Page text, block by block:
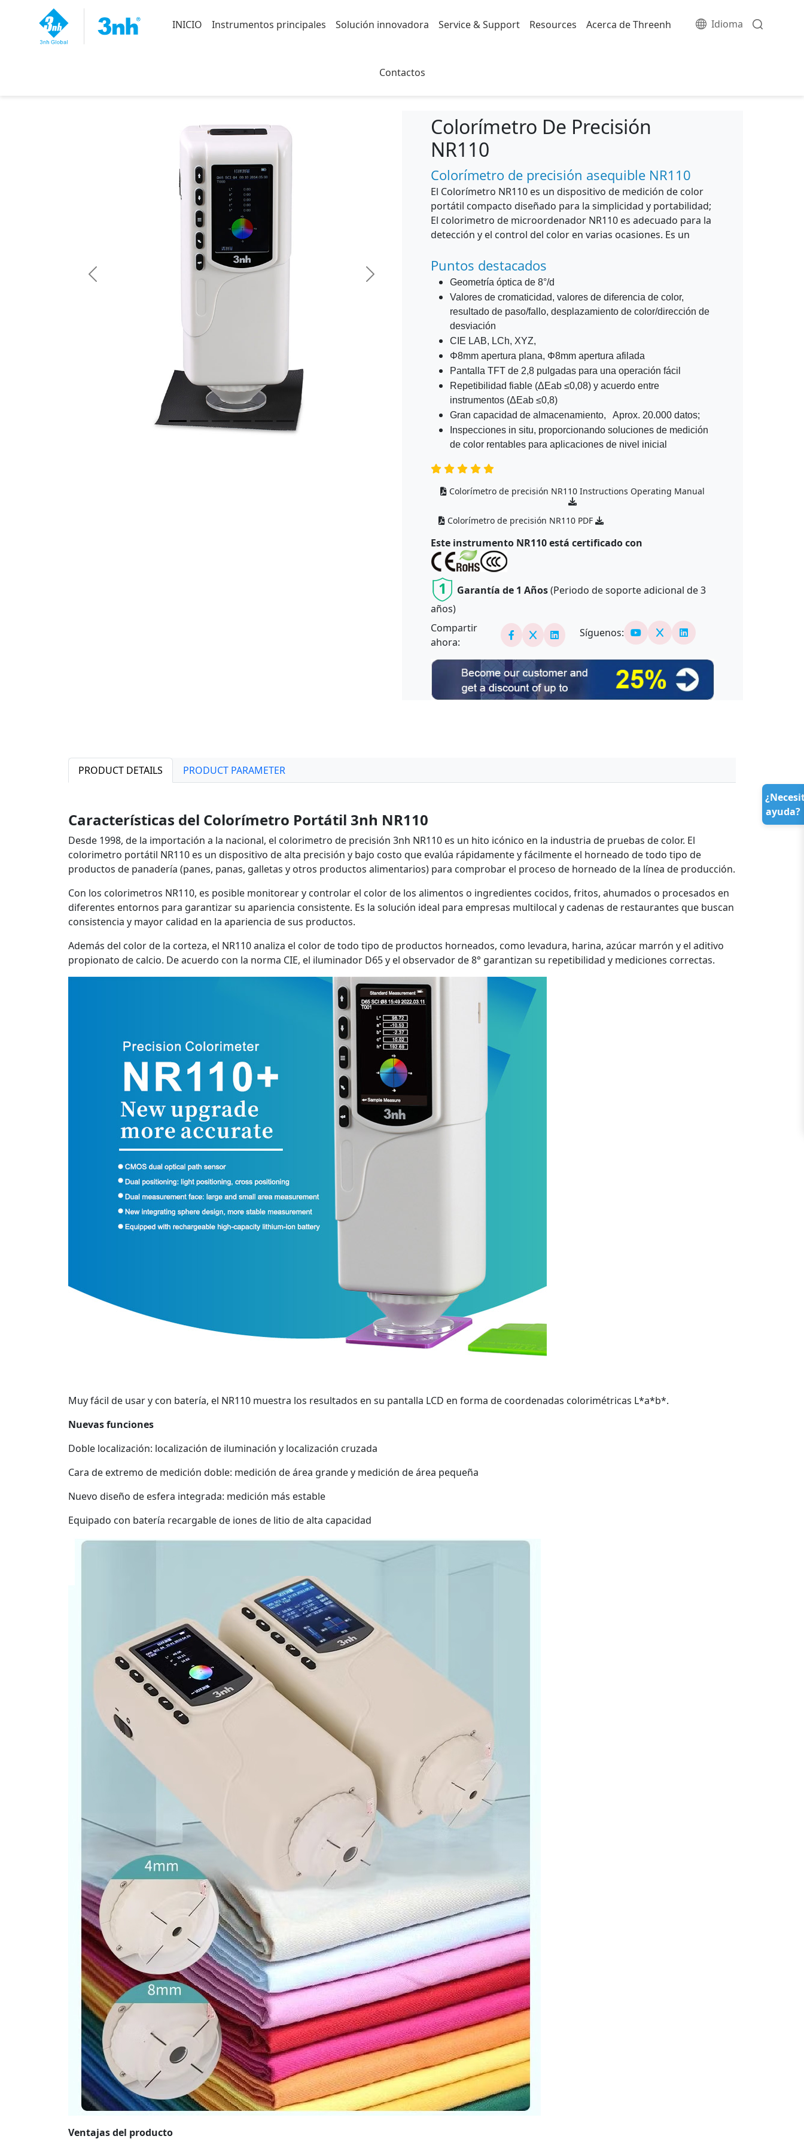
Idioma
INICIO Instrumentos principales Solución innovadora Service & Support Resources Acerca de Threenh
Contactos
Anterior Siguiente
Colorímetro De Precisión
NR110
Colorímetro de precisión asequible NR110
El Colorímetro NR110 es un dispositivo de medición de color
portátil compacto diseñado para la simplicidad y portabilidad;
El colorimetro de microordenador NR110 es adecuado para la
detección y el control del color en varias ocasiones. Es un
Puntos destacados
Geometría óptica de 8°/d
Valores de cromaticidad, valores de diferencia de color,
resultado de paso/fallo, desplazamiento de color/dirección de
desviación
CIE LAB, LCh, XYZ,
Φ8mm apertura plana, Φ8mm apertura afilada
Pantalla TFT de 2,8 pulgadas para una operación fácil
Repetibilidad fiable (ΔEab ≤0,08) y acuerdo entre
instrumentos (ΔEab ≤0,8)
Gran capacidad de almacenamiento, Aprox. 20.000 datos;
Inspecciones in situ, proporcionando soluciones de medición
de color rentables para aplicaciones de nivel inicial
Colorímetro de precisión NR110 Instructions Operating Manual
Colorímetro de precisión NR110 PDF
Este instrumento NR110 está certificado con
1 Garantía de 1 Años(Periodo de soporte adicional de3
años)
Compartir
ahora:
Síguenos:
PRODUCT DETAILS PRODUCT PARAMETER
Características del Colorímetro Portátil 3nh NR110
Desde 1998, de la importación a la nacional, el colorimetro de precisión 3nh NR110 es un hito icónico en la industria de pruebas de color. El
colorimetro portátil NR110 es un dispositivo de alta precisión y bajo costo que evalúa rápidamente y fácilmente el horneado de todo tipo de
productos de panadería (panes, panas, galletas y otros productos alimentarios) para comprobar el proceso de horneado de la línea de producción.
Con los colorimetros NR110, es posible monitorear y controlar el color de los alimentos o ingredientes cocidos, fritos, ahumados o procesados en
diferentes entornos para garantizar su apariencia consistente. Es la solución ideal para empresas multilocal y cadenas de restaurantes que buscan
consistencia y mayor calidad en la apariencia de sus productos.
Además del color de la corteza, el NR110 analiza el color de todo tipo de productos horneados, como levadura, harina, azúcar marrón y el aditivo
propionato de calcio. De acuerdo con la norma CIE, el iluminador D65 y el observador de 8° garantizan su repetibilidad y mediciones correctas.
Muy fácil de usar y con batería, el NR110 muestra los resultados en su pantalla LCD en forma de coordenadas colorimétricas L*a*b*.
Nuevas funciones
Doble localización: localización de iluminación y localización cruzada
Cara de extremo de medición doble: medición de área grande y medición de área pequeña
Nuevo diseño de esfera integrada: medición más estable
Equipado con batería recargable de iones de litio de alta capacidad
Ventajas del producto
ayuda?